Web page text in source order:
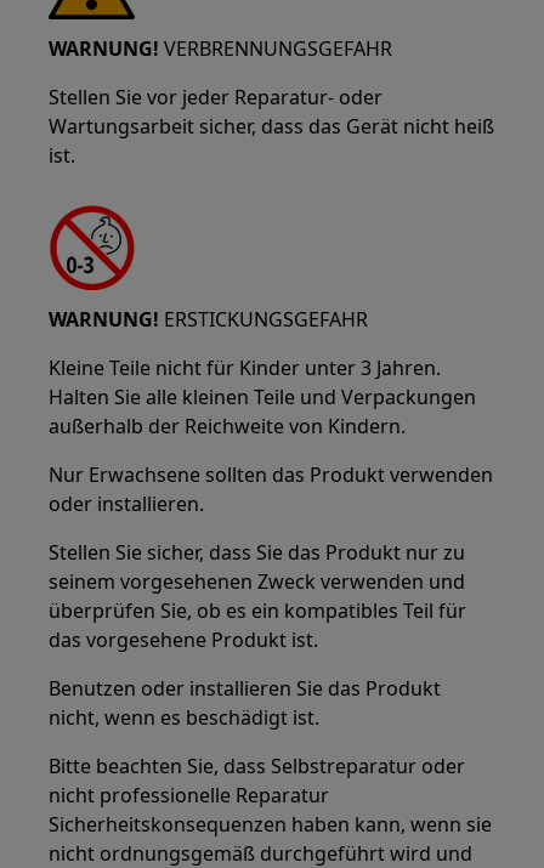
WARNUNG! VERBRENNUNGSGEFAHR
Stellen Sie vor jeder Reparatur- oder
Wartungsarbeit sicher, dass das Gerät nicht heiß
ist.
WARNUNG! ERSTICKUNGSGEFAHR
Kleine Teile nicht für Kinder unter 3 Jahren.
Halten Sie alle kleinen Teile und Verpackungen
außerhalb der Reichweite von Kindern.
Nur Erwachsene sollten das Produkt verwenden
oder installieren.
Stellen Sie sicher, dass Sie das Produkt nur zu
seinem vorgesehenen Zweck verwenden und
überprüfen Sie, ob es ein kompatibles Teil für
das vorgesehene Produkt ist.
Benutzen oder installieren Sie das Produkt
nicht, wenn es beschädigt ist.
Bitte beachten Sie, dass Selbstreparatur oder
nicht professionelle Reparatur
Sicherheitskonsequenzen haben kann, wenn sie
nicht ordnungsgemäß durchgeführt wird und